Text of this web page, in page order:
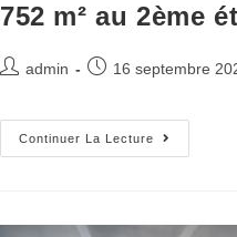
752 m² au 2ème
admin 16 septembre
Continuer La Lecture